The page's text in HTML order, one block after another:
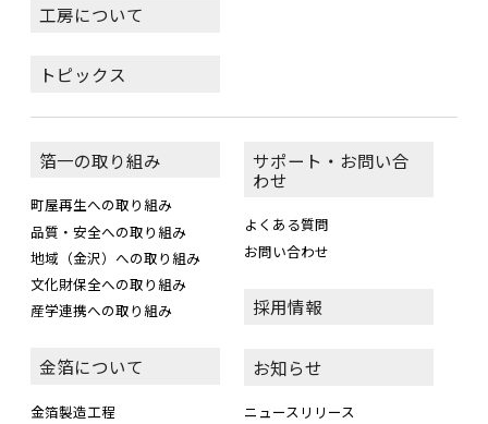
工房について
トピックス
箔一の取り組み
町屋再生への取り組み
品質・安全への取り組み
地域（金沢）への取り組み
文化財保全への取り組み
産学連携への取り組み
金箔について
金箔製造工程
サポート・お問い合
わせ
よくある質問
お問い合わせ
採用情報
お知らせ
ニュースリリース